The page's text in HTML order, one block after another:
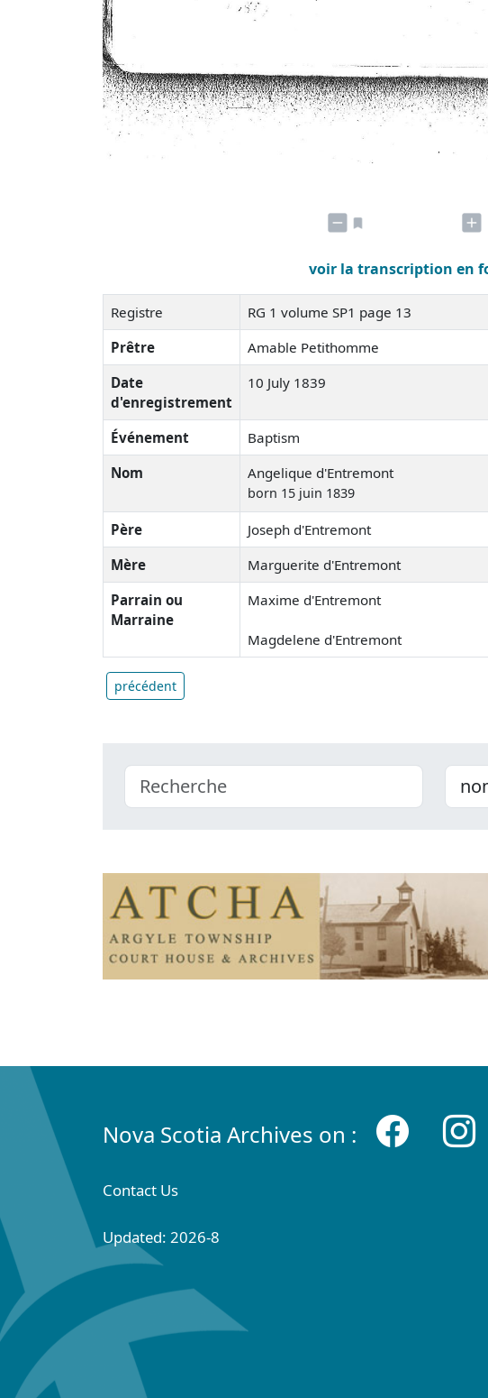
voir la transcription en
Registre
RG 1 volume SP1 page 13
Prêtre
Amable Petithomme
Date
d'enregistrement
10 July 1839
Événement
Baptism
Nom
Angelique d'Entremont
born 15 juin 1839
Père
Joseph d'Entremont
Mère
Marguerite d'Entremont
Parrain ou
Marraine
Maxime d'Entremont
Magdelene d'Entremont
précédent
Nova Scotia Archives on :
Contact Us
Updated: 2026-8